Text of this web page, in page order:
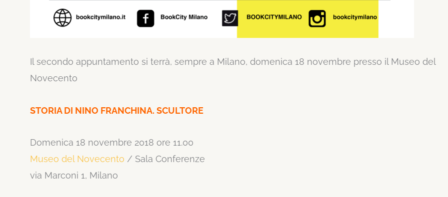
Il secondo appuntamento si terrà, sempre a Milano, domenica 18 novembre presso il Museo del
Novecento
STORIA DI NINO FRANCHINA. SCULTORE
Domenica 18 novembre 2018 ore 11.00
Museo del Novecento / Sala Conferenze
via Marconi 1, Milano